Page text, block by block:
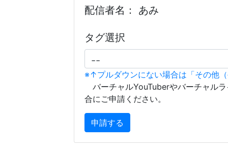
配信者名： あみ
タグ選択
※↑プルダウンにない場合は「その他
バーチャルYouTuberやバーチャル
合にご申請ください。
申請する